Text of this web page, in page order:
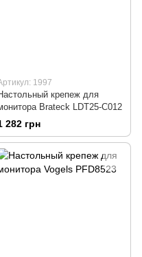
1997
крепеж для
Brateck LDT25-C012
282 грн